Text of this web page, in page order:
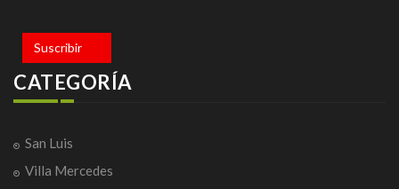
Suscribir
CATEGORÍA
San Luis
Villa Mercedes